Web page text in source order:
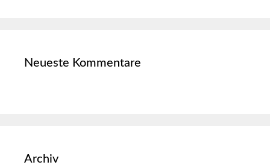
Neueste Kommentare
Archiv